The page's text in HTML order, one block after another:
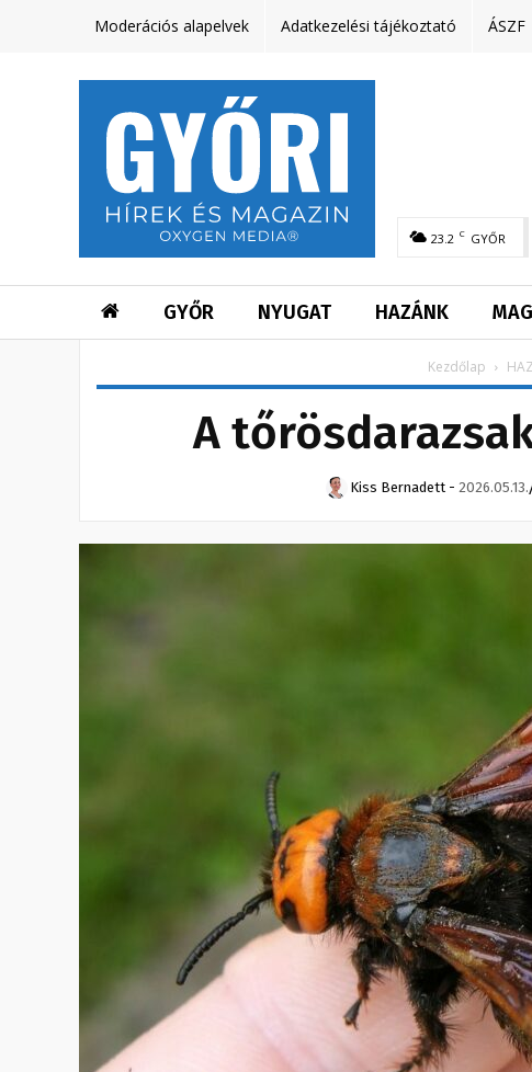
Moderációs alapelvek Adatkezelési tájékoztató ÁSZF
23.2 C GYŐR
GYŐR NYUGAT HAZÁNK
Kezdőlap
A
Kiss Bernadett - 2026.05.13.